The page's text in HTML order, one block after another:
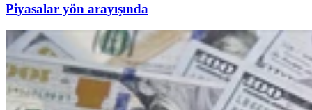
Piyasalar yön arayışında